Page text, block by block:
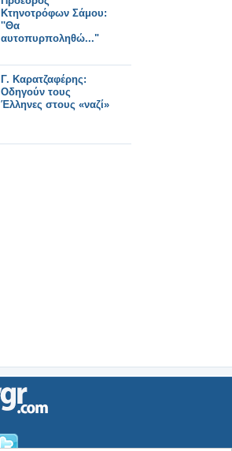
Κτηνοτρόφων Σάμου:
''Θα
αυτοπυρποληθώ..."
Γ. Καρατζαφέρης:
Οδηγούν τους
Έλληνες στους «ναζί»